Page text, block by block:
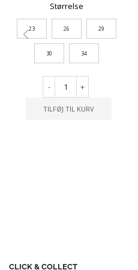
Størrelse
23 26 29
30 34
- +
TILFØJ TIL KURV
CLICK & COLLECT